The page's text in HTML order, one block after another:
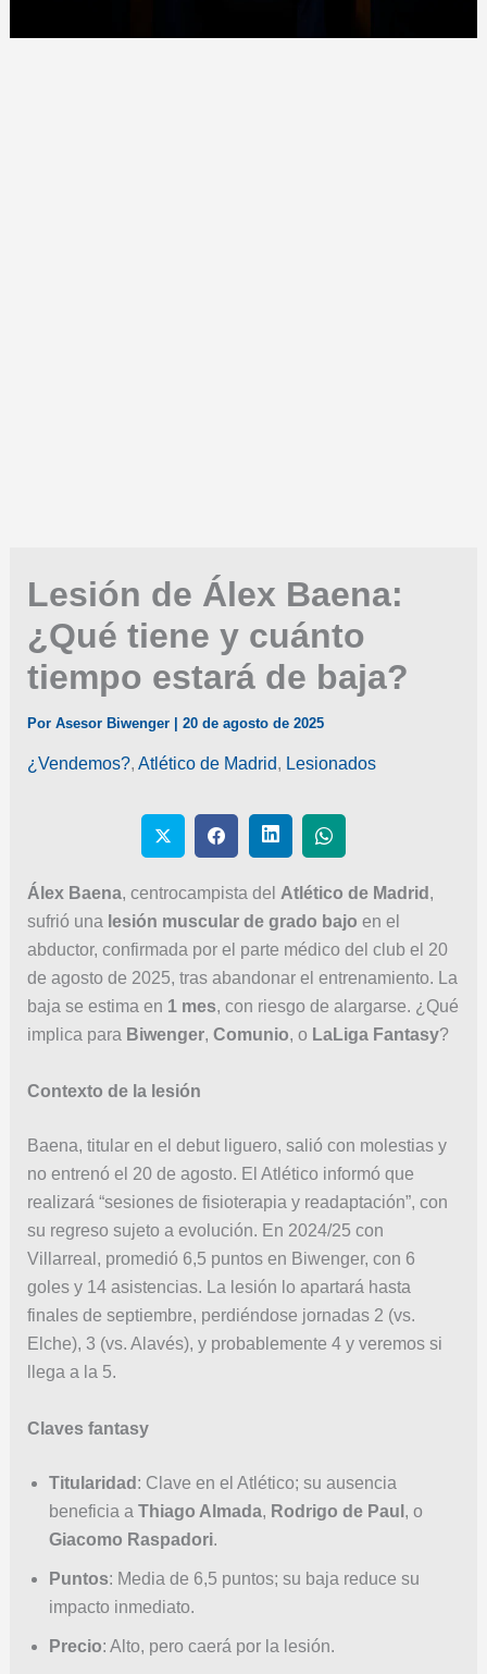
Lesión de Álex Baena:
¿Qué tiene y cuánto
tiempo estará de baja?
Por Asesor Biwenger | 20 de agosto de 2025
¿Vendemos?, Atlético de Madrid, Lesionados
Álex Baena, centrocampista del Atlético de Madrid ,
sufrió una lesión muscular de grado bajo en el
abductor, confirmada por el parte médico del club el 20
de agosto de 2025, tras abandonar el entrenamiento. La
baja se estima en 1 mes, con riesgo de alargarse. ¿Qué
implica para Biwenger, Comunio, o LaLiga Fantasy?
Contexto de la lesión
Baena, titular en el debut liguero, salió con molestias y
no entrenó el 20 de agosto. El Atlético informó que
realizará “sesiones de fisioterapia y readaptación”, con
su regreso sujeto a evolución. En 2024/25 con
Villarreal, promedió 6,5 puntos en Biwenger, con 6
goles y 14 asistencias. La lesión lo apartará hasta
finales de septiembre, perdiéndose jornadas 2 (vs.
Elche), 3 (vs. Alavés), y probablemente 4 y veremos si
llega a la 5.
Claves fantasy
Titularidad : Clave en el Atlético; su ausencia
beneficia a Thiago Almada, Rodrigo de Paul , o
Giacomo Raspadori.
Puntos: Media de 6,5 puntos; su baja reduce su
impacto inmediato.
Precio: Alto, pero caerá por la lesión.